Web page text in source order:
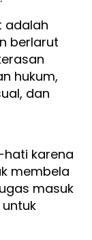
adalah
berlarut
hukum,
dan
hati karena
membela
masuk